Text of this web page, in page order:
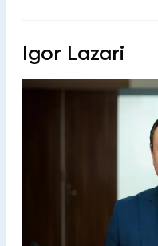
Igor Lazari